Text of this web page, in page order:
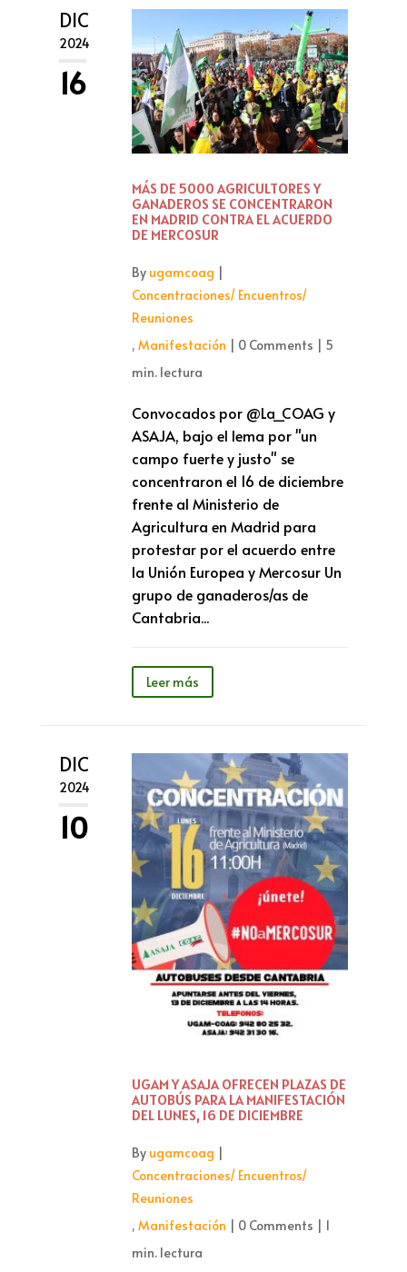
DIC
2024
16
MÁS DE 5000 AGRICULTORES Y
GANADEROS SE CONCENTRARON
EN MADRID CONTRA EL ACUERDO
DE MERCOSUR
By ugamcoag |
Concentraciones/ Encuentros/
Reuniones
, Manifestación | 0 Comments | 5
min. lectura
Convocados por @La_COAG y
ASAJA, bajo el lema por "un
campo fuerte y justo" se
concentraron el 16 de diciembre
frente al Ministerio de
Agricultura en Madrid para
protestar por el acuerdo entre
la Unión Europea y Mercosur Un
grupo de ganaderos/as de
Cantabria...
Leer más
DIC
2024
10
UGAM Y ASAJA OFRECEN PLAZAS DE
AUTOBÚS PARA LA MANIFESTACIÓN
DEL LUNES, 16 DE DICIEMBRE
By ugamcoag |
Concentraciones/ Encuentros/
Reuniones
, Manifestación | 0 Comments | 1
min. lectura